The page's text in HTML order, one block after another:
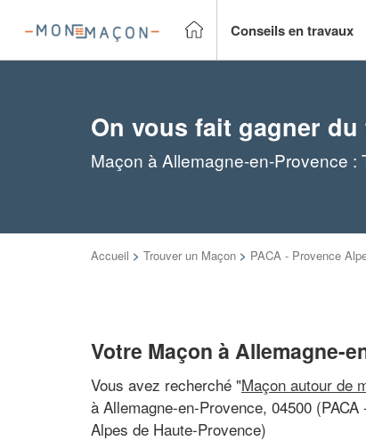
Conseils en travaux
On vous fait gagner du
Maçon à Allemagne-en-Provence
Accueil > Trouver un Maçon > PACA - Provence
Votre Maçon à Allemagne-
Vous avez recherché "Maçon autour de
à Allemagne-en-Provence, 04500
Alpes de Haute-Provence)